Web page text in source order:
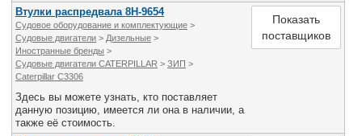
Втулки распредвала 8H-9654
Судовое оборудование и комплектующие >
Судовые двигатели > Дизельные >
Иностранные бренды >
Судовые двигатели CATERPILLAR > ЗИП >
Caterpillar C3306
Здесь вы можете узнать, кто поставляет
данную позицию, имеется ли она в наличии, а
также её стоимость.
Показать
поставщиков